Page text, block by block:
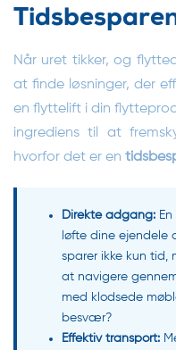
Når uret tikker, og
at finde løsninger, der
en flyttelift i din
ingrediens til at
hvorfor det er en
Direkte adgang:
løfte dine ejendele
sparer ikke kun tid,
at navigere
med klodsede
besvær?
Effektiv transport: